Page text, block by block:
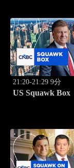
21:20-21:29 9分
US Squawk Box